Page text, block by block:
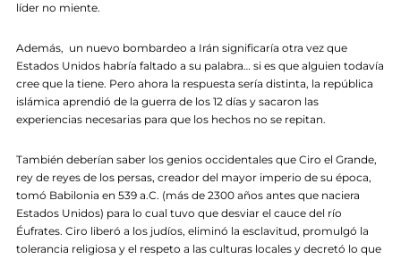
líder no miente.
Además, un nuevo bombardeo a Irán significaría otra vez que
Estados Unidos habría faltado a su palabra… si es que alguien todavía
cree que la tiene. Pero ahora la respuesta sería distinta, la república
islámica aprendió de la guerra de los 12 días y sacaron las
experiencias necesarias para que los hechos no se repitan.
También deberían saber los genios occidentales que Ciro el Grande,
rey de reyes de los persas, creador del mayor imperio de su época,
tomó Babilonia en 539 a.C. (más de 2300 años antes que naciera
Estados Unidos) para lo cual tuvo que desviar el cauce del río
Éufrates. Ciro liberó a los judíos, eliminó la esclavitud, promulgó la
tolerancia religiosa y el respeto a las culturas locales y decretó lo que